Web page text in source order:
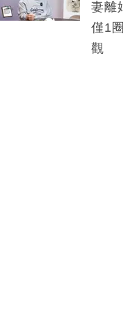
妻離
僅1
觀